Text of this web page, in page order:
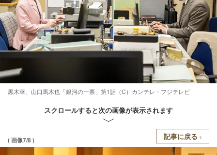
黒木華、山口馬木也「銀河の一票」第1話（C）カンテレ・フジテレビ
スクロールすると次の画像が表示されます
( 画像7/8 ) 記事に戻る